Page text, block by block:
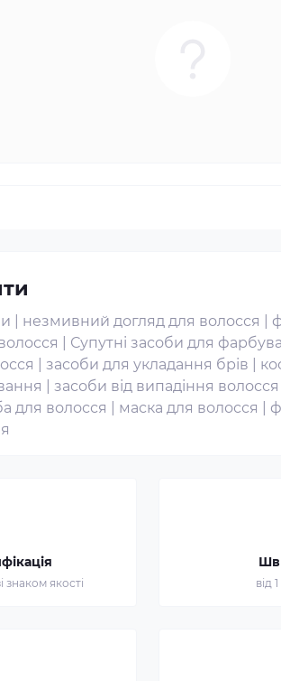
незмивний догляд для волосся
Супутні засоби для
засоби для укладання брів
засоби від випадіння волосся
для волосся маска для волосся
знаком якості від